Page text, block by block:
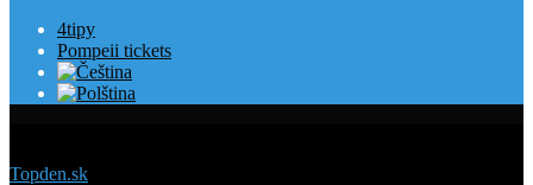
4tipy
Pompeii tickets
Topden.sk